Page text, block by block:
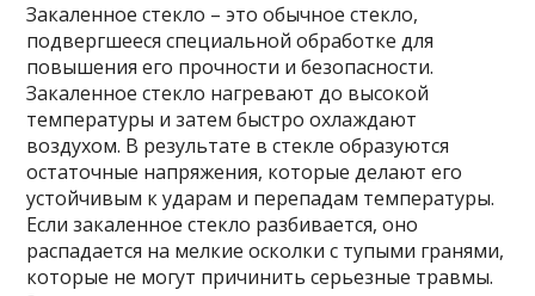
Закаленное стекло – это обычное стекло,
подвергшееся специальной обработке для
повышения его прочности и безопасности.
Закаленное стекло нагревают до высокой
температуры и затем быстро охлаждают
воздухом. В результате в стекле образуются
остаточные напряжения, которые делают его
устойчивым к ударам и перепадам температуры.
Если закаленное стекло разбивается, оно
распадается на мелкие осколки с тупыми гранями,
которые не могут причинить серьезные травмы.